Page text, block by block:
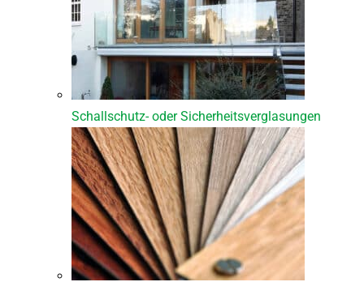
Schallschutz- oder Sicherheitsverglasungen